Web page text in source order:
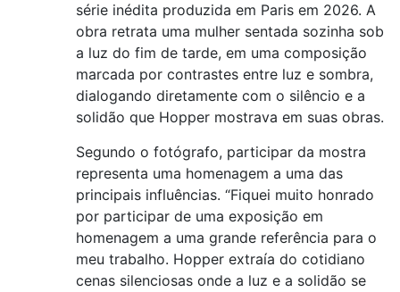
série inédita produzida em Paris em 2026. A
obra retrata uma mulher sentada sozinha sob
a luz do fim de tarde, em uma composição
marcada por contrastes entre luz e sombra,
dialogando diretamente com o silêncio e a
solidão que Hopper mostrava em suas obras.
Segundo o fotógrafo, participar da mostra
representa uma homenagem a uma das
principais influências. “Fiquei muito honrado
por participar de uma exposição em
homenagem a uma grande referência para o
meu trabalho. Hopper extraía do cotidiano
cenas silenciosas onde a luz e a solidão se